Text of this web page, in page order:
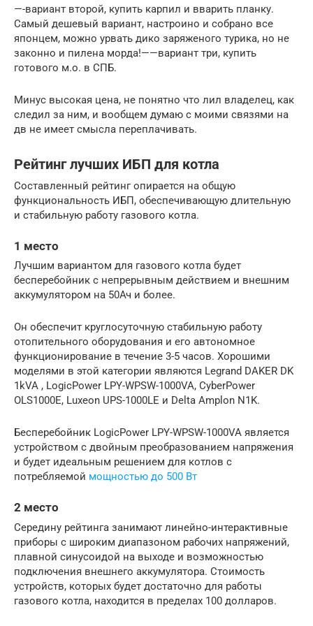
—-вариант второй, купить карпил и вварить планку.
Самый дешевый вариант, настроино и собрано все
японцем, можно урвать дико заряженого турика, но не
законно и пилена морда!——вариант три, купить
готового м.о. в СПБ.
Минус высокая цена, не понятно что лил владелец, как
следил за ним, и вообщем думаю с моими связями на
дв не имеет смысла переплачивать.
Рейтинг лучших ИБП для котла
Составленный рейтинг опирается на общую
функциональность ИБП, обеспечивающую длительную
и стабильную работу газового котла.
1 место
Лучшим вариантом для газового котла будет
бесперебойник с непрерывным действием и внешним
аккумулятором на 50Ач и более.
Он обеспечит круглосуточную стабильную работу
отопительного оборудования и его автономное
функционирование в течение 3-5 часов. Хорошими
моделями в этой категории являются Legrand DAKER DK
1kVA , LogicPower LPY-WPSW-1000VA, CyberPower
OLS1000E, Luxeon UPS-1000LE и Delta Amplon N1K.
Бесперебойник LogicPower LPY-WPSW-1000VA является
устройством с двойным преобразованием напряжения
и будет идеальным решением для котлов с
потребляемой мощностью до 500 Вт
2 место
Середину рейтинга занимают линейно-интерактивные
приборы с широким диапазоном рабочих напряжений,
плавной синусоидой на выходе и возможностью
подключения внешнего аккумулятора. Стоимость
устройств, которых будет достаточно для работы
газового котла, находится в пределах 100 долларов.